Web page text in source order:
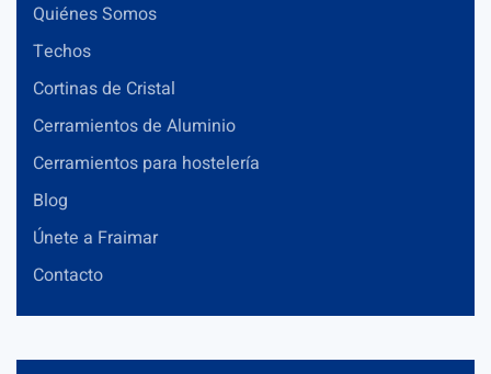
Quiénes Somos
Techos
Cortinas de Cristal
Cerramientos de Aluminio
Cerramientos para hostelería
Blog
Únete a Fraimar
Contacto